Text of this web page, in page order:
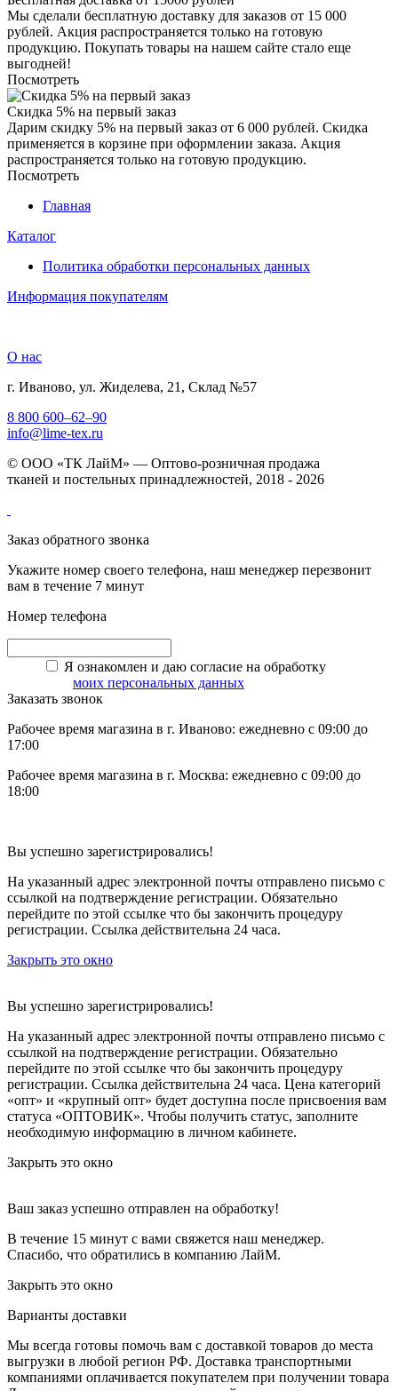
Мы сделали бесплатную доставку для заказов от 15 000
рублей. Акция распространяется только на готовую
продукцию. Покупать товары на нашем сайте стало еще
выгодней!
Посмотреть
Скидка 5% на первый заказ
Дарим скидку 5% на первый заказ от 6 000 рублей. Скидка
применяется в корзине при оформлении заказа. Акция
распространяется только на готовую продукцию.
Посмотреть
Главная
Каталог
Политика обработки персональных данных
Информация покупателям
О нас
г. Иваново, ул. Жиделева, 21, Склад №57
8 800 600–62–90
info@lime-tex.ru
© ООО «ТК ЛайМ» — Оптово-розничная продажа
тканей и постельных принадлежностей, 2018 - 2026
Заказ обратного звонка
Укажите номер своего телефона, наш менеджер перезвонит
вам в течение 7 минут
Номер телефона
Я ознакомлен и даю согласие на обработку
моих персональных данных
Заказать звонок
Рабочее время магазина в г. Иваново: ежедневно с 09:00 до
17:00
Рабочее время магазина в г. Москва: ежедневно с 09:00 до
18:00
Вы успешно зарегистрировались!
На указанный адрес электронной почты отправлено письмо с
ссылкой на подтверждение регистрации. Обязательно
перейдите по этой ссылке что бы закончить процедуру
регистрации. Ссылка действительна 24 часа.
Закрыть это окно
Вы успешно зарегистрировались!
На указанный адрес электронной почты отправлено письмо с
ссылкой на подтверждение регистрации. Обязательно
перейдите по этой ссылке что бы закончить процедуру
регистрации. Ссылка действительна 24 часа. Цена категорий
«опт» и «крупный опт» будет доступна после присвоения вам
статуса «ОПТОВИК». Чтобы получить статус, заполните
необходимую информацию в личном кабинете.
Закрыть это окно
Ваш заказ успешно отправлен на обработку!
В течение 15 минут с вами свяжется наш менеджер.
Спасибо, что обратились в компанию ЛайМ.
Закрыть это окно
Варианты доставки
Мы всегда готовы помочь вам с доставкой товаров до места
выгрузки в любой регион РФ. Доставка транспортными
компаниями оплачивается покупателем при получении товара